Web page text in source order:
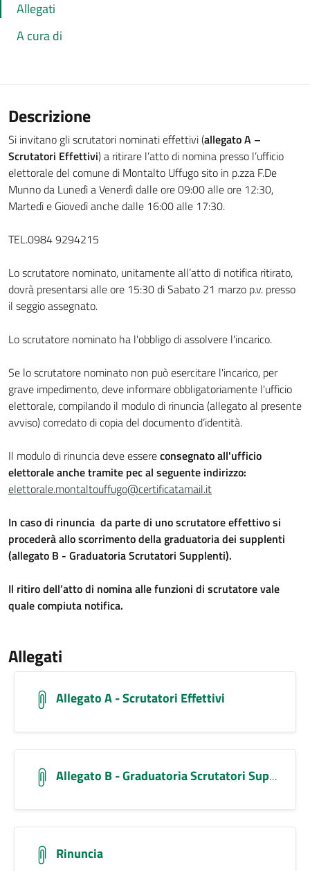
Allegati
A cura di
Descrizione
Si invitano gli scrutatori nominati effettivi (allegato A –
Scrutatori Effettivi) a ritirare l’atto di nomina presso l’ufficio
elettorale del comune di Montalto Uffugo sito in p.zza F.De
Munno da Lunedì a Venerdì dalle ore 09:00 alle ore 12:30,
Martedì e Giovedì anche dalle 16:00 alle 17:30.
TEL.0984 9294215
Lo scrutatore nominato, unitamente all’atto di notifica ritirato,
dovrà presentarsi alle ore 15:30 di Sabato 21 marzo p.v. presso
il seggio assegnato.
Lo scrutatore nominato ha l'obbligo di assolvere l'incarico.
Se lo scrutatore nominato non può esercitare l'incarico, per
grave impedimento, deve informare obbligatoriamente l'ufficio
elettorale, compilando il modulo di rinuncia (allegato al presente
avviso) corredato di copia del documento d’identità.
Il modulo di rinuncia deve essereconsegnato all'ufficio
elettorale anche tramite pec al seguente indirizzo:
elettorale.montaltouffugo@certificatamail.it
In caso di rinuncia da parte di uno scrutatore effettivo si
procederà allo scorrimento della graduatoria dei supplenti
(allegato B - Graduatoria Scrutatori Supplenti).
Il ritiro dell’atto di nomina alle funzioni di scrutatore vale
quale compiuta notifica.
Allegati
Allegato A - Scrutatori Effettivi
Allegato B - Graduatoria Scrutatori Supplenti
Rinuncia